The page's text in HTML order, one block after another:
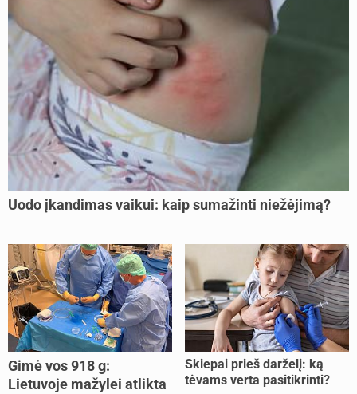
Uodo įkandimas vaikui: kaip sumažinti niežėjimą?
Gimė vos 918 g:
Lietuvoje mažylei atlikta
Skiepai prieš darželį: ką
tėvams verta pasitikrinti?